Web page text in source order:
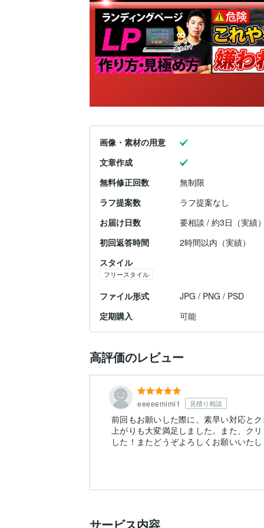
画像・素材の用意
文章作成
無料修正回数
無制限
ラフ提案数
ラフ提案なし
お届け日数
要相談 / 約3日（実績
初回返答時間
2時間以内（実績）
スタイル
フリースタイル
ファイル形式
JPG / PNG / PSD
定期購入
可能
高評価のレビュー
eeeeemimi1 見積り相談
前回もお願いした際に、素早い対応と
上がりも大変満足しました。また、ク
した！またどうぞよろしくお願いいた
サービス内容